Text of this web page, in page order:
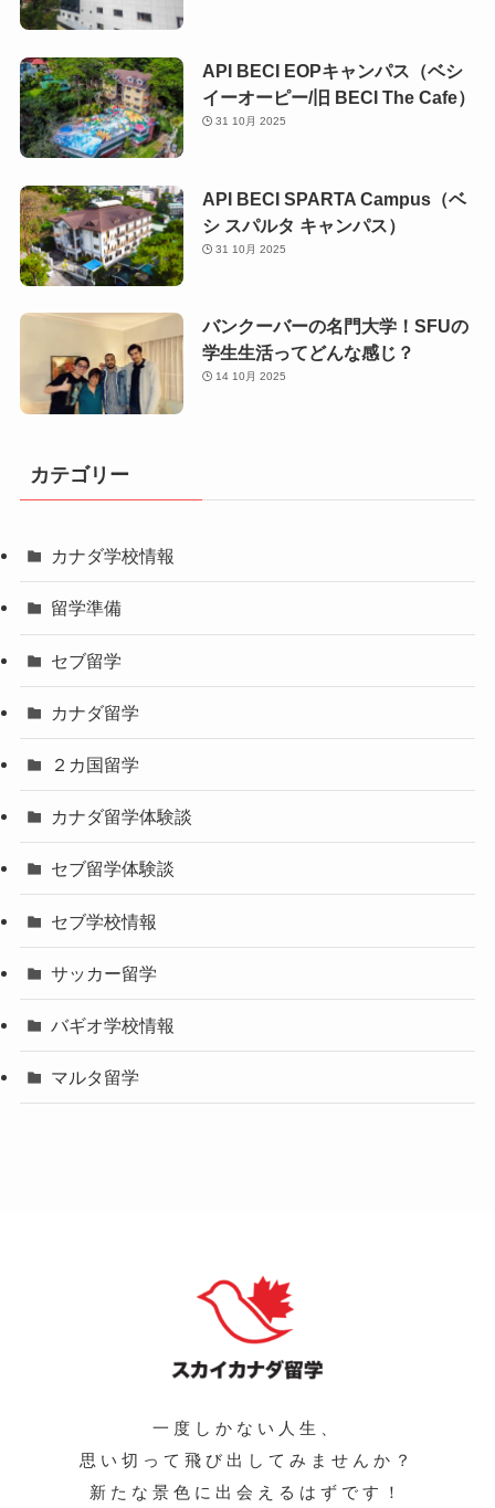
API BECI EOPキャンパス（ベシ
イーオーピー/旧 BECI The Cafe）
31 10月 2025
API BECI SPARTA Campus（ベ
シ スパルタ キャンパス）
31 10月 2025
バンクーバーの名門大学！SFUの
学生生活ってどんな感じ？
14 10月 2025
カテゴリー
カナダ学校情報
留学準備
セブ留学
カナダ留学
２カ国留学
カナダ留学体験談
セブ留学体験談
セブ学校情報
サッカー留学
バギオ学校情報
マルタ留学
一度しかない人生、
思い切って飛び出してみませんか？
新たな景色に出会えるはずです！